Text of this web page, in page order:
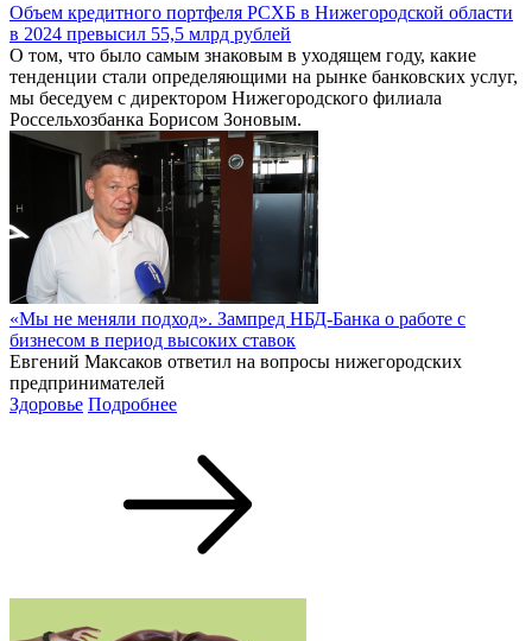
Объем кредитного портфеля РСХБ в Нижегородской области
в 2024 превысил 55,5 млрд рублей
О том, что было самым знаковым в уходящем году, какие
тенденции стали определяющими на рынке банковских услуг,
мы беседуем с директором Нижегородского филиала
Россельхозбанка Борисом Зоновым.
«Мы не меняли подход». Зампред НБД-Банка о работе с
бизнесом в период высоких ставок
Евгений Максаков ответил на вопросы нижегородских
предпринимателей
Здоровье Подробнее